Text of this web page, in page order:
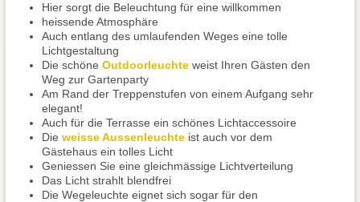
Hier sorgt die Beleuchtung für eine willkommen
heissende Atmosphäre
Auch entlang des umlaufenden Weges eine tolle
Lichtgestaltung
Die schöne Outdoorleuchte weist Ihren Gästen den
Weg zur Gartenparty
Am Rand der Treppenstufen von einem Aufgang sehr
elegant!
Auch für die Terrasse ein schönes Lichtaccessoire
Die weisse Aussenleuchte ist auch vor dem
Gästehaus ein tolles Licht
Geniessen Sie eine gleichmässige Lichtverteilung
Das Licht strahlt blendfrei
Die Wegeleuchte eignet sich sogar für den